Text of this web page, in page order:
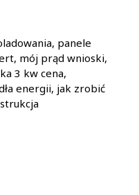
panele
mój prąd wnioski,
3 kw cena,
energii, jak zrobić